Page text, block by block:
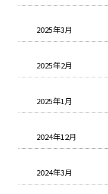
2025年3月
2025年2月
2025年1月
2024年12月
2024年3月